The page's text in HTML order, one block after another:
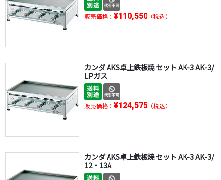
販売価格： ¥110,550（税込）
カンダ AKS卓上鉄板焼 セット AK-3 AK-3/
LPガス
販売価格： ¥124,575（税込）
カンダ AKS卓上鉄板焼 セット AK-3 AK-3/
12・13A